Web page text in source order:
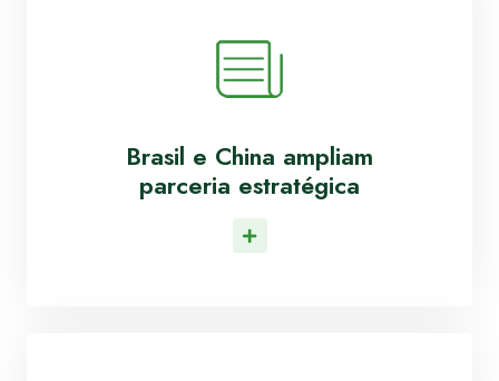
Brasil e China ampliam
parceria estratégica